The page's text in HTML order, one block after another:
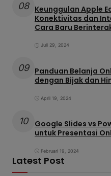
08 Keunggulan Apple
Konektivitas dan
Cara Baru
Juli 29, 2024
09 Panduan Belanja
dengan Bijak dan
April 19, 2024
10
Google Slides vs
untuk Presentasi
Februari 19, 2024
Latest Post